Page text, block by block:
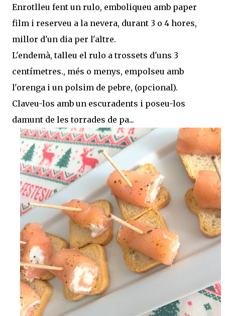
Enrotlleu fent un rulo, emboliqueu amb paper
film i reserveu a la nevera, durant 3 o 4 hores,
millor d'un dia per l'altre.
L'endemà, talleu el rulo a trossets d'uns 3
centímetres., més o menys, empolseu amb
l'orenga i un polsim de pebre, (opcional).
Claveu-los amb un escuradents i poseu-los
damunt de les torrades de pa...